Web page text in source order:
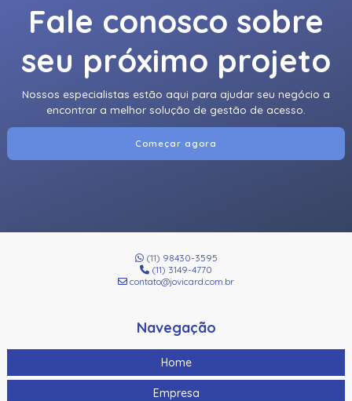
Fale conosco sobre
seu próximo projeto
Nossos especialistas estão aqui para ajudar seu negócio a
encontrar a melhor solução de gestão de acesso.
Começar agora
(11) 98430-3595
(11) 3149-4770
contato@jovicard.com.br
Navegação
Home
Empresa